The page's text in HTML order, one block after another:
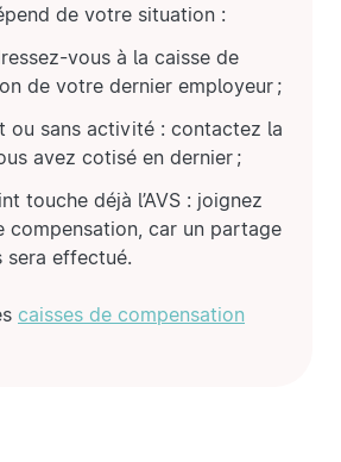
de votre situation :
vous à la caisse de
de votre dernier employeur ;
ou sans activité : contactez la
avez cotisé en dernier ;
touche déjà l’AVS : joignez
compensation, car un partage
sera effectué.
caisses de compensation